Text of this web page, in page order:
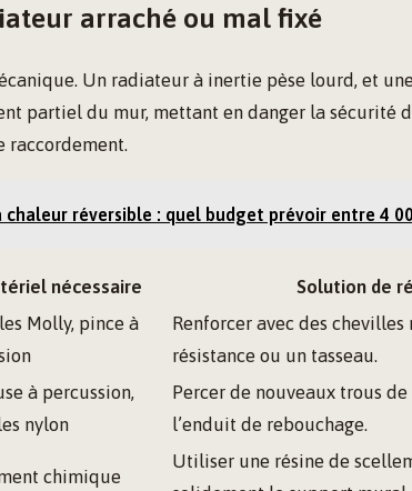
arraché ou mal fixé
Un radiateur à inertie pèse lourd, et
partiel du mur, mettant en danger la sécurité
raccordement.
chaleur réversible : quel budget prévoir entre 4
nécessaire
Solution de
Molly, pince à
Renforcer avec des
résistance ou un tasseau.
à percussion,
nylon
Percer de nouveaux trous
l’enduit de rebouchage.
chimique
Utiliser une résine de